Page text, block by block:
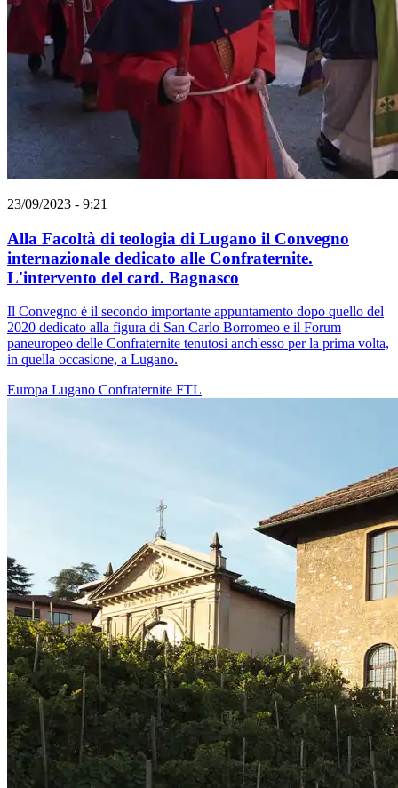
23/09/2023 - 9:21
Alla Facoltà di teologia di Lugano il Convegno
internazionale dedicato alle Confraternite.
L'intervento del card. Bagnasco
Il Convegno è il secondo importante appuntamento dopo quello del
2020 dedicato alla figura di San Carlo Borromeo e il Forum
paneuropeo delle Confraternite tenutosi anch'esso per la prima volta,
in quella occasione, a Lugano.
Europa Lugano Confraternite FTL